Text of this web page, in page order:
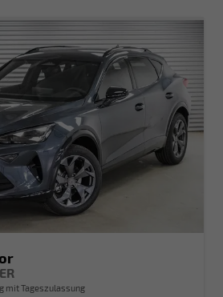
mit Tageszulassung